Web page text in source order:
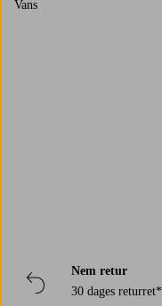
Vans
Nem retur
30 dages returret*